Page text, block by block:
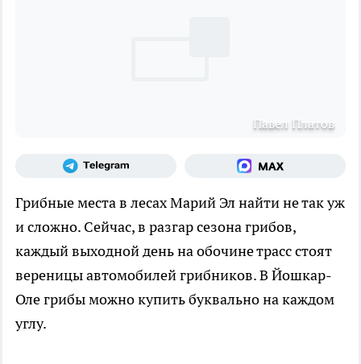
Павел Платов
Грибные места в лесах Марий Эл найти не так уж
и сложно. Сейчас, в разгар сезона грибов,
каждый выходной день на обочине трасс стоят
вереницы автомобилей грибников. В Йошкар-
Оле грибы можно купить буквально на каждом
углу.